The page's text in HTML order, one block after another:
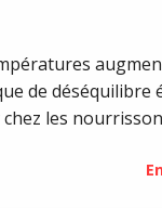
de déséquilibre
les
est vital